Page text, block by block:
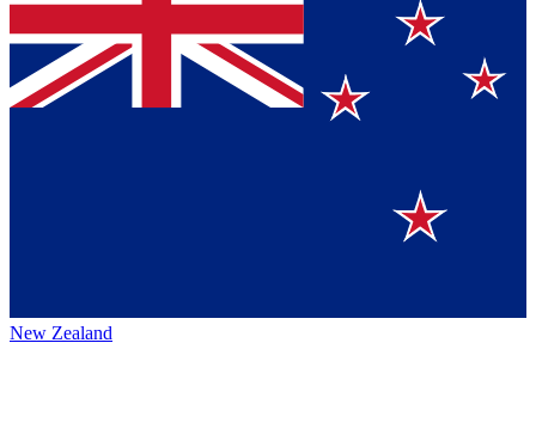
New Zealand